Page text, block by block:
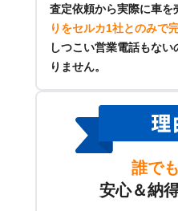
査定依頼から実際に車を
りをセルカ1社とのみで
しつこい営業電話もな
りません。
誰で
安心＆納